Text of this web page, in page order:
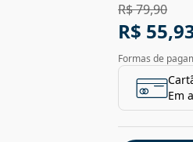
R$ 79,90
R$
Formas de
Em